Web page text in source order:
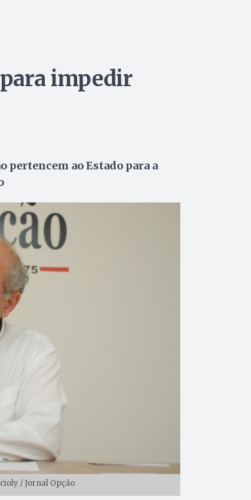
impedir
pertencem ao Estado para a
/ Jornal Opção